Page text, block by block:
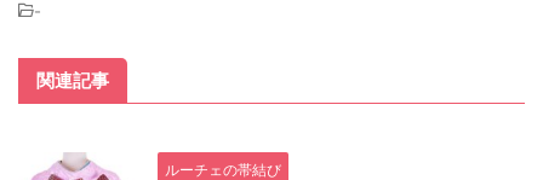
-
関連記事
ルーチェの帯結び